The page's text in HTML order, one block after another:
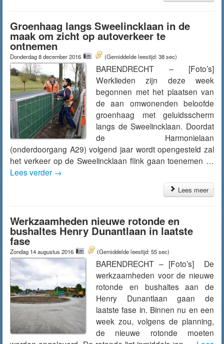
Groenhaag langs Sweelincklaan in de
maak om zicht op autoverkeer te
ontnemen
Donderdag 8 december 2016 (Gemiddelde leestijd: 38 sec)
BARENDRECHT – [Foto’s]
Werklieden zijn deze week
begonnen met het plaatsen van
de aan omwonenden beloofde
groenhaag met geluidsscherm
langs de Sweelincklaan. Doordat
de Harmonielaan
(onderdoorgang A29) volgend jaar wordt opengesteld zal
het verkeer op de Sweelincklaan flink gaan toenemen …
Lees verder →
Lees meer
Werkzaamheden nieuwe rotonde en
bushaltes Henry Dunantlaan in laatste
fase
Zondag 14 augustus 2016 (Gemiddelde leestijd: 55 sec)
BARENDRECHT – [Foto’s] De
werkzaamheden voor de nieuwe
rotonde en bushaltes aan de
Henry Dunantlaan gaan de
laatste fase in. Binnen nu en een
week zou, volgens de planning,
de nieuwe rotonde moeten